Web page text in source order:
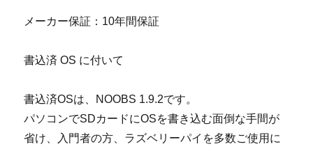
メーカー保証：10年間保証
書込済 OS に付いて
書込済OSは、NOOBS 1.9.2です。
パソコンでSDカードにOSを書き込む面倒な手間が
省け、入門者の方、ラズベリーパイを多数ご使用に